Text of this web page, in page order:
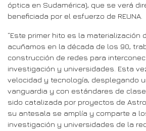
óptica en Sudamérica), que se verá
beneficiada por el esfuerzo de REUNA.
“Este primer hito es la materialización
acuñamos en la década de los 90,
construcción de redes para
investigación y universidades. Esta
velocidad y tecnología, desplegando
vanguardia y con estándares de
sido catalizada por proyectos de
su antesala se amplía y comparte a
investigación y universidades de la